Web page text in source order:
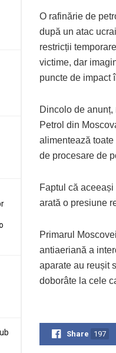
O rafinărie de
după un atac
restricții
victime, dar
puncte de impact
Dincolo de
Petrol din
alimentează
de procesare de
Faptul că
arată o presiune
Primarul
antiaeriană a
aparate au reușit
doborâte la cele
Share 197